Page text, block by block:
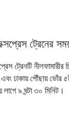
ট্রেনের
ট্রেনটি নীলফামারীর
এবং ঢাকায় পৌঁছায় ভোঁর
লাগে ৯ ঘন্টা ৩০ মিনিট।